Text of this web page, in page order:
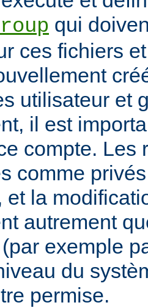
qui
ces fichiers
utilisateur et
il est
compte. Les
comme
et la
autrement
exemple
du
permise.